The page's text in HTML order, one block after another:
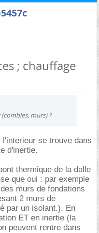
; chauffage
murs) ?
se trouve dans
d'inertie.
thermique de la dalle
que oui : par exemple
murs de fondations
2 murs de
par un isolant.). En
ET en inertie (la
peuvent rentre dans